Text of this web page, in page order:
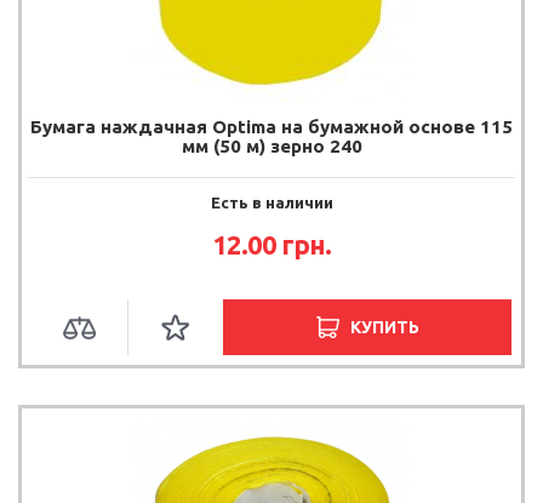
Бумага наждачная Optima на бумажной основе 115
мм (50 м) зерно 240
Есть в наличии
12.00 грн.
КУПИТЬ